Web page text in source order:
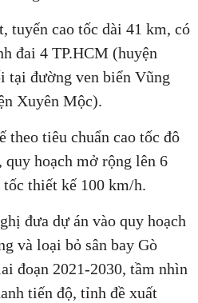
tuyến cao tốc dài 41 km, có
đai 4 TP.HCM (huyện
tại đường ven biển Vũng
Xuyên Mộc).
theo tiêu chuẩn cao tốc đô
hoạch mở rộng lên 6
thiết kế 100 km/h.
đưa dự án vào quy hoạch
và loại bỏ sân bay Gò
đoạn 2021-2030, tầm nhìn
tiến độ, tỉnh đề xuất
VẤN MIỄN PHÍ
THÀNH
tiếp 24/7: